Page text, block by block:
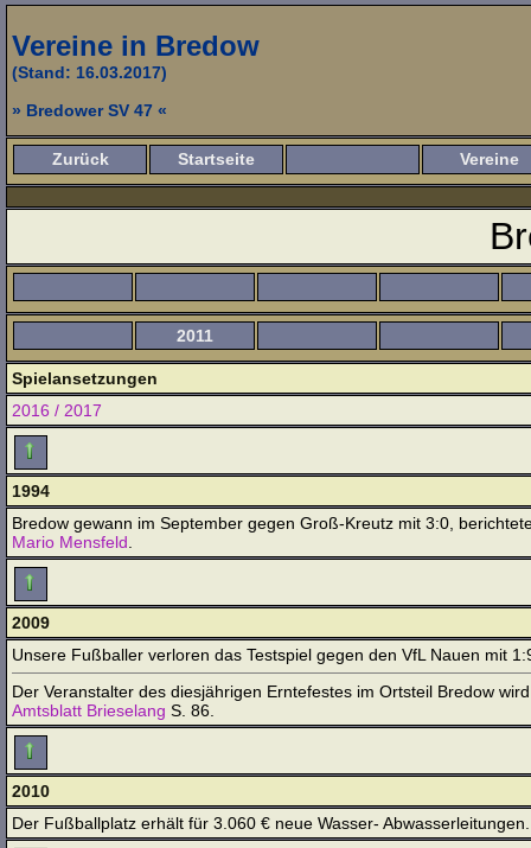
Vereine in Bredow
(Stand: 16.03.2017)
» Bredower SV 47 «
Zurück Startseite Vereine
2011
Spielansetzungen
2016 / 2017
1994
Bredow gewann im September gegen Groß-Kreutz mit 3:0,
Mario Mensfeld
2009
Unsere Fußballer verloren das Testspiel gegen den VfL Nauen mit
Der Veranstalter des diesjährigen Erntefestes im Ortsteil Bredow
Amtsblatt Brieselang S. 86.
2010
Der Fußballplatz erhält für 3.060 € neue Wasser-